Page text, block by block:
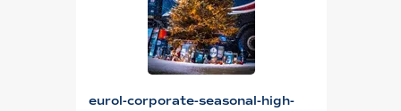
eurol-corporate-seasonal-high-